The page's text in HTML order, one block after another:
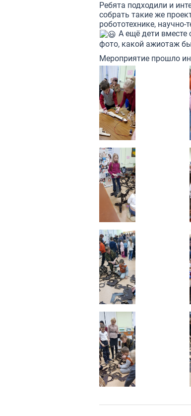
Ребята подходили и
собрать такие же
робототехнике,
А ещё дети вместе
фото, какой ажиотаж
Мероприятие прошло